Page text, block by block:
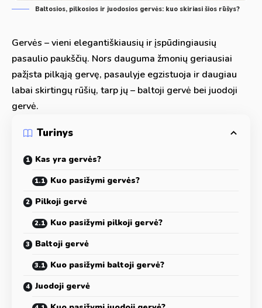
Baltosios, pilkosios ir juodosios gervės: kuo skiriasi šios rūšys?
Gervės – vieni elegantiškiausių ir įspūdingiausių
pasaulio paukščių. Nors dauguma žmonių geriausiai
pažįsta pilkąją gervę, pasaulyje egzistuoja ir daugiau
labai skirtingų rūšių, tarp jų – baltoji gervė bei juodoji
gervė.
Turinys
Kas yra gervės?
Kuo pasižymi gervės?
Pilkoji gervė
Kuo pasižymi pilkoji gervė?
Baltoji gervė
Kuo pasižymi baltoji gervė?
Juodoji gervė